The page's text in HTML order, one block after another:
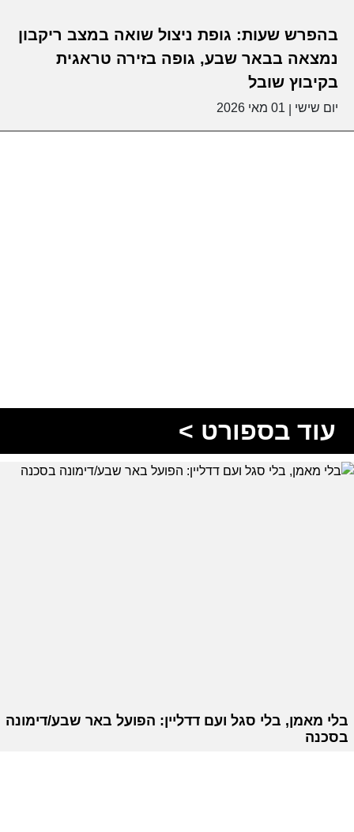
בהפרש שעות: גופת ניצול שואה במצב ריקבון
נמצאה בבאר שבע, גופה בזירה טראגית
בקיבוץ שובל
יום שישי 01 מאי 2026
עוד בספורט >
בלי מאמן, בלי סגל ועם דדליין: הפועל באר שבע/דימונה
בסכנה